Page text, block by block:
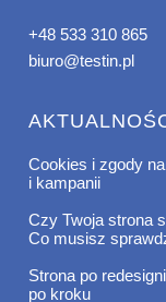
+48 533 310 865
biuro@testin.pl
Cookies i zgody
i kampanii
Czy Twoja strona
Co musisz
Strona po
po kroku